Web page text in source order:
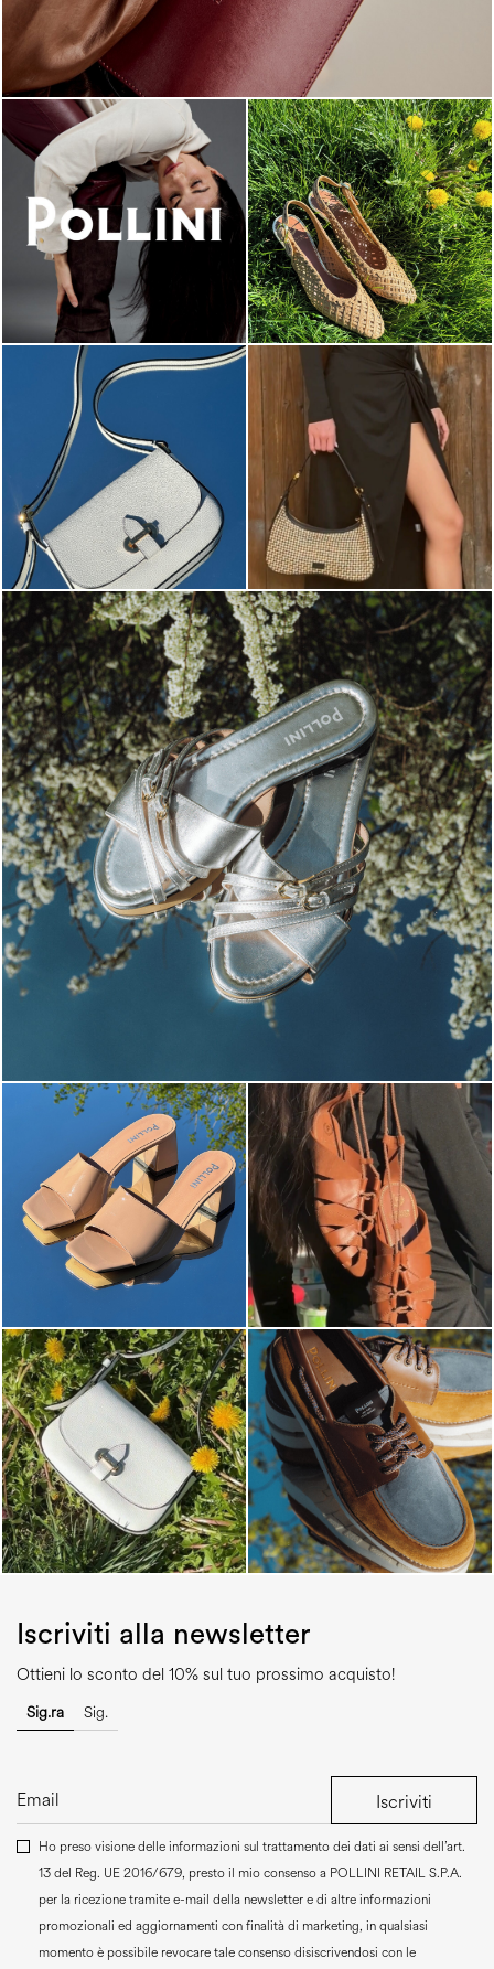
Blending sass and class, the Echos mule in silver is...
Iscriviti alla newsletter
Ottieni lo sconto del 10% sul tuo prossimo acquisto!
Sig.ra Sig.
Iscriviti
Ho preso visione delle informazioni sul trattamento dei dati ai sensi dell’art.
13 del Reg. UE 2016/679, presto il mio consenso a POLLINI RETAIL S.P.A.
per la ricezione tramite e-mail della newsletter e di altre informazioni
promozionali ed aggiornamenti con finalità di marketing, in qualsiasi
momento è possibile revocare tale consenso disiscrivendosi con le